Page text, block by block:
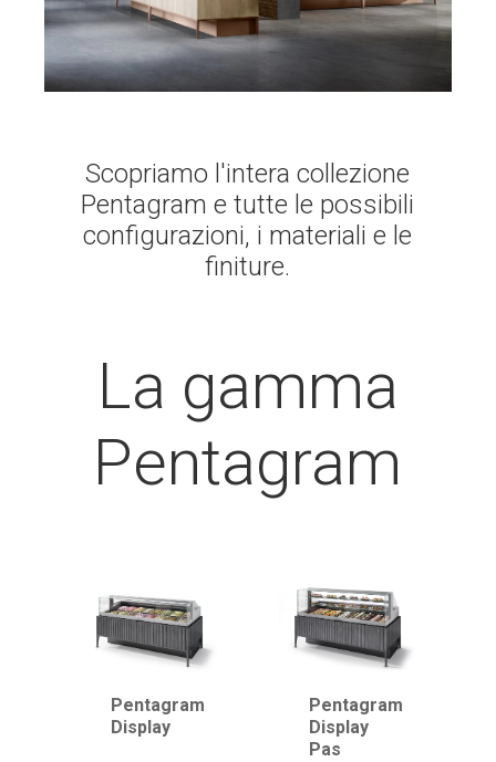
Scopriamo l'intera collezione
Pentagram e tutte le possibili
configurazioni, i materiali e le
finiture.
La gamma
Pentagram
Pentagram
Display
Pentagram
Display
Pas